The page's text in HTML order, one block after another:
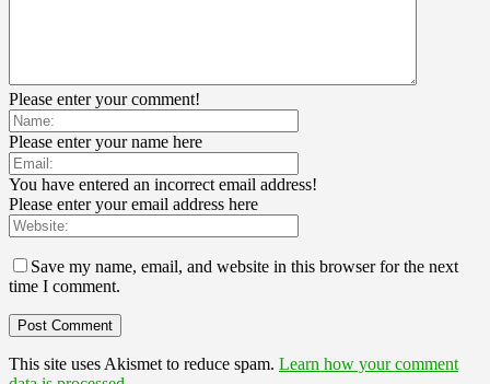
Please enter your comment!
Please enter your name here
You have entered an incorrect email address!
Please enter your email address here
Save my name, email, and website in this browser for the next
time I comment.
This site uses Akismet to reduce spam. Learn how your comment